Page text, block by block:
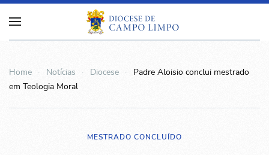
Home Notícias Diocese
Padre Aloisio conclui mestrado
em Teologia Moral
MESTRADO CONCLUÍDO